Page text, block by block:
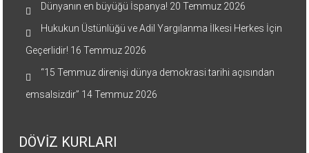
Dünyanın en büyüğü İspanya! 20 Temmuz 2026
Hukukun Üstünlüğü ve Adil Yargılanma İlkesi Herkes İçin
Geçerlidir! 16 Temmuz 2026
“15 Temmuz direnişi dünya demokrasi tarihi açısından
emsalsizdir” 14 Temmuz 2026
DÖVİZ KURLARI